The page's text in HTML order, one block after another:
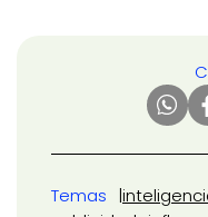
Temas